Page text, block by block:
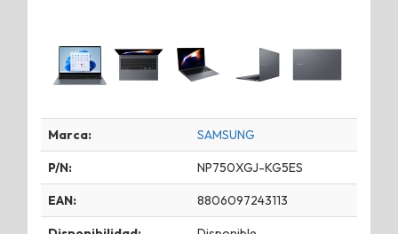
Marca: SAMSUNG
P/N: NP750XGJ-KG5ES
EAN: 8806097243113